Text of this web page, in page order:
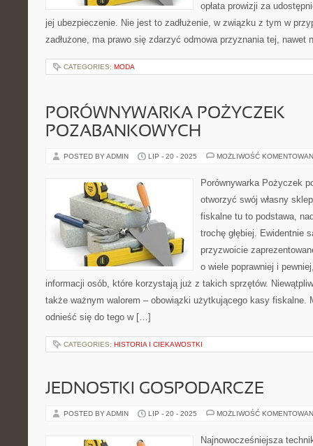
opłata prowizji za
jej ubezpieczenie. Nie jest to zadłużenie, w związku z tym w
zadłużone, ma prawo się zdarzyć odmowa przyznania tej,
CATEGORIES: MODA
PORÓWNYWARKA POŻYCZEK
POZABANKOWYCH
POSTED BY ADMIN LIP - 20 - 2025 MOŻLIWOŚĆ
Porównywarka Pożyczek
otworzyć swój własny
fiskalne tu to podstawa,
trochę głębiej. Ewidentnie
przyzwoicie
o wiele poprawniej i
informacji osób, które korzystają już z takich sprzętów.
także ważnym walorem – obowiązki użytkującego kasy fiskalne.
odnieść się do tego w […]
CATEGORIES: HISTORIA I CIEKAWOSTKI
JEDNOSTKI GOSPODARCZE
POSTED BY ADMIN LIP - 20 - 2025 MOŻLIWOŚĆ
Najnowocześniejsza